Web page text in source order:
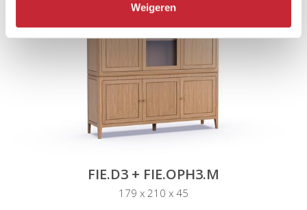
Weigeren
FIE.D3 + FIE.OPH3.M
179 x 210 x 45